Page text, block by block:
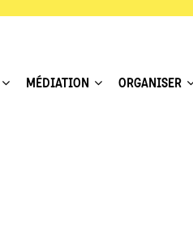
MÉDIATION ORGANISER